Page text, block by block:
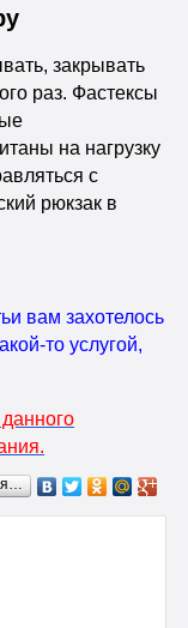
закрывать
раз. Фастексы
на нагрузку
с
рюкзак в
вам захотелось
то услугой,